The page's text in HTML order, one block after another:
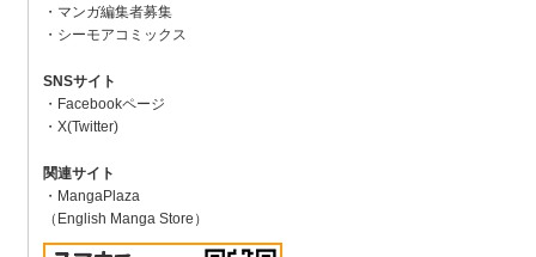
マンガ編集者募集
シーモアコミックス
SNSサイト
Facebookページ
X(Twitter)
関連サイト
MangaPlaza
（English Manga Store）